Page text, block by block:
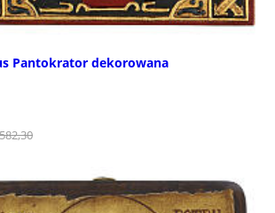
Pantokrator dekorowana